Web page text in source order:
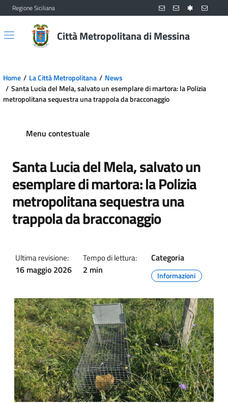
Vai al contenuto principale
Vai al menu principale
Regione Siciliana
Città Metropolitana di Messina
Home La Città Metropolitana
News
Santa Lucia del Mela, salvato un esemplare di martora: la Polizia
metropolitana sequestra una trappola da bracconaggio
Menu contestuale
Santa Lucia del Mela, salvato un
esemplare di martora: la Polizia
metropolitana sequestra una
trappola da bracconaggio
Ultima revisione:
16 maggio 2026
Tempo di lettura:
2 min
Categoria
Informazioni